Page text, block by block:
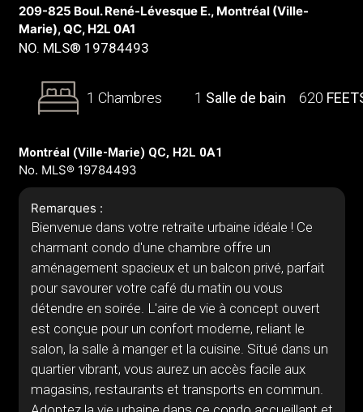
209-825 Boul. René-Lévesque E., Montréal (Ville-
Marie), QC, H2L 0A1
NO. MLS® 19784493
1 Chambres 1 Salle de bain 620
Montréal (Ville-Marie) QC, H2L 0A1
No. MLS® 19784493
Remarques :
Bienvenue dans votre retraite urbaine idéale ! Ce
charmant condo d'une chambre offre un
aménagement spacieux et un balcon privé, parfait
pour savourer votre café du matin ou vous
détendre en soirée. L'aire de vie à concept ouvert
est conçue pour un confort moderne, reliant le
salon, la salle à manger et la cuisine. Situé dans un
quartier vibrant, vous aurez un accès facile aux
magasins, restaurants et transports en commun.